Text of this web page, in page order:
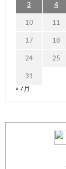
3 4
10 11
17 18
24 25
31
« 7月